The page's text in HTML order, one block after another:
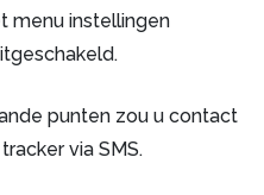
menu instellingen
punten zou u contact
via SMS.